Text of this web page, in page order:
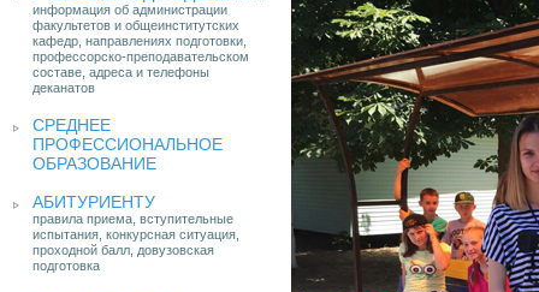
информация об администрации
факультетов и общеинститутских
кафедр, направлениях подготовки,
профессорско-преподавательском
составе, адреса и телефоны
деканатов
СРЕДНЕЕ
ПРОФЕССИОНАЛЬНОЕ
ОБРАЗОВАНИЕ
АБИТУРИЕНТУ
правила приема, вступительные
испытания, конкурсная ситуация,
проходной балл, довузовская
подготовка